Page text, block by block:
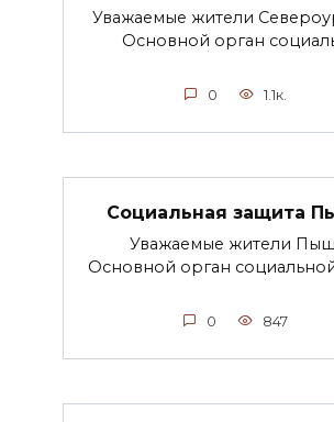
Уважаемые жители
Основной орган
0 1.1к.
Социальная защита
Уважаемые жители
Основной орган
0 847